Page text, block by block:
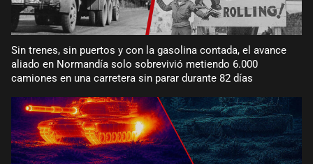
Sin trenes, sin puertos y con la gasolina contada, el avance
aliado en Normandía solo sobrevivió metiendo 6.000
camiones en una carretera sin parar durante 82 días